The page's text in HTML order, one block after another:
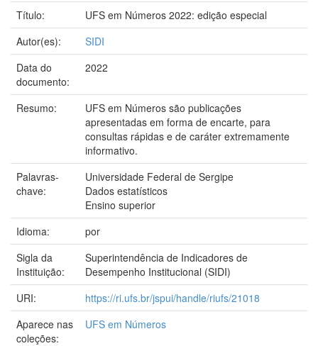
Título:
UFS em Números 2022: edição especial
Autor(es):
SIDI
Data do
documento:
2022
Resumo:
UFS em Números são publicações
apresentadas em forma de encarte, para
consultas rápidas e de caráter extremamente
informativo.
Palavras-
chave:
Universidade Federal de Sergipe
Dados estatísticos
Ensino superior
Idioma:
por
Sigla da
Instituição:
Superintendência de Indicadores de
Desempenho Institucional (SIDI)
URI:
https://ri.ufs.br/jspui/handle/riufs/21018
Aparece nas
coleções:
UFS em Números